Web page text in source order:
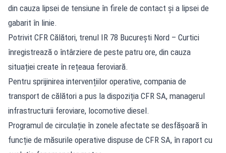
din cauza lipsei de tensiune în firele de contact și a lipsei de
gabarit în linie.
Potrivit CFR Călători, trenul IR 78 București Nord – Curtici
înregistrează o întârziere de peste patru ore, din cauza
situației create în rețeaua feroviară.
Pentru sprijinirea intervențiilor operative, compania de
transport de călători a pus la dispoziția CFR SA, managerul
infrastructurii feroviare, locomotive diesel.
Programul de circulație în zonele afectate se desfășoară în
funcție de măsurile operative dispuse de CFR SA, în raport cu